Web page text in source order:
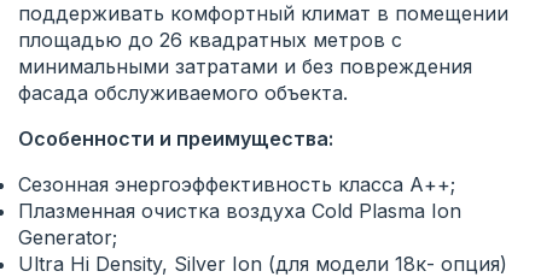
поддерживать комфортный климат в помещении
площадью до 26 квадратных метров с
минимальными затратами и без повреждения
фасада обслуживаемого объекта.
Особенности и преимущества:
Сезонная энергоэффективность класса А++;
Плазменная очистка воздуха Cold Plasma Ion
Generator;
Ultra Hi Density, Silver Ion (для модели 18к- опция)